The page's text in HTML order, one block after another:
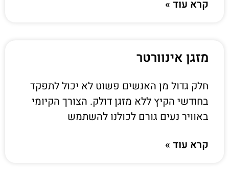
קרא עוד »
מזגן אינוורטר
חלק גדול מן האנשים פשוט לא יכול לתפקד
בחודשי הקיץ ללא מזגן דולק. הצורך הקיומי
באוויר נעים גורם לכולנו להשתמש
קרא עוד »